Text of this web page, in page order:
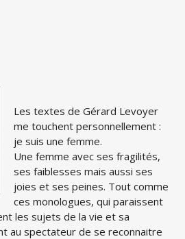
Les textes de Gérard Levoyer
me touchent personnellement :
je suis une femme.
Une femme avec ses fragilités,
ses faiblesses mais aussi ses
joies et ses peines. Tout comme
ces monologues, qui paraissent
les sujets de la vie et sa
au spectateur de se reconnaitre